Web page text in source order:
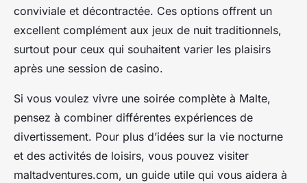
conviviale et décontractée. Ces options offrent un
excellent complément aux jeux de nuit traditionnels,
surtout pour ceux qui souhaitent varier les plaisirs
après une session de casino.
Si vous voulez vivre une soirée complète à Malte,
pensez à combiner différentes expériences de
divertissement. Pour plus d’idées sur la vie nocturne
et des activités de loisirs, vous pouvez visiter
maltadventures.com, un guide utile qui vous aidera à